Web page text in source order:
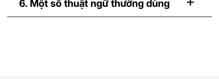
6. Một số thuật ngữ thường dùng